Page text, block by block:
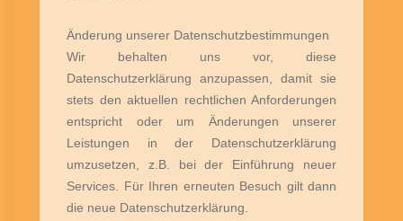
Änderung unserer Datenschutzbestimmungen
Wir behalten uns vor, diese
Datenschutzerklärung anzupassen, damit sie
stets den aktuellen rechtlichen Anforderungen
entspricht oder um Änderungen unserer
Leistungen in der Datenschutzerklärung
umzusetzen, z.B. bei der Einführung neuer
Services. Für Ihren erneuten Besuch gilt dann
die neue Datenschutzerklärung.